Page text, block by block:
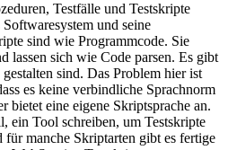
Testfälle und Testskripte
und seine
sind wie Programmcode. Sie
lassen sich wie Code parsen. Es gibt
sind. Das Problem hier ist
es keine verbindliche Sprachnorm
bietet eine eigene Skriptsprache an.
ein Tool schreiben, um Testskripte
für manche Skriptarten gibt es fertige